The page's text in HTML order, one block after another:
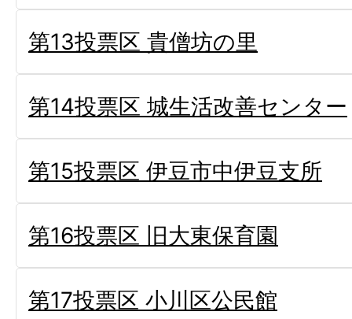
第13投票区 貴僧坊の里
第14投票区 城生活改善センター
第15投票区 伊豆市中伊豆支所
第16投票区 旧大東保育園
第17投票区 小川区公民館